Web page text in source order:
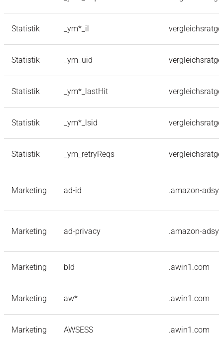
Statistik _ym*_il
Statistik _ym_uid
Statistik _ym*_lastHit
Statistik _ym*_lsid
Statistik _ym_retryReqs
Marketing ad-id .amazon-
Marketing ad-privacy .amazon-
Marketing bId .awin1.com
Marketing aw* .awin1.com
Marketing AWSESS .awin1.com